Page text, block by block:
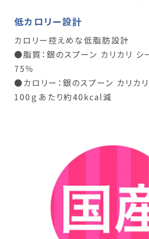
低カロリー設計
カロリー控えめな低脂肪設計
●脂質：銀のスプーン カリカリ シ
75％
●カロリー：銀のスプーン カリカ
100ｇあたり約40kcal減